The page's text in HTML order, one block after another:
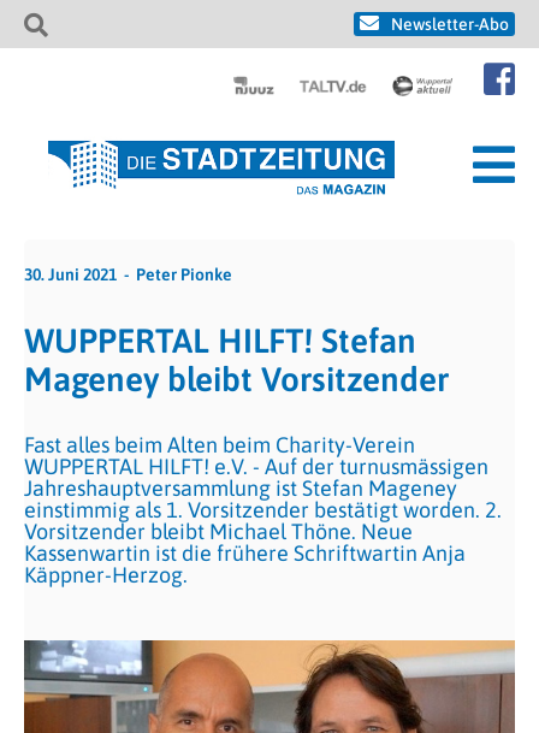
Newsletter-Abo
30. Juni 2021 Peter Pionke
WUPPERTAL HILFT! Stefan
Mageney bleibt Vorsitzender
Fast alles beim Alten beim Charity-Verein
WUPPERTAL HILFT! e.V. - Auf der turnusmässigen
Jahreshauptversammlung ist Stefan Mageney
einstimmig als 1. Vorsitzender bestätigt worden. 2.
Vorsitzender bleibt Michael Thöne. Neue
Kassenwartin ist die frühere Schriftwartin Anja
Käppner-Herzog.